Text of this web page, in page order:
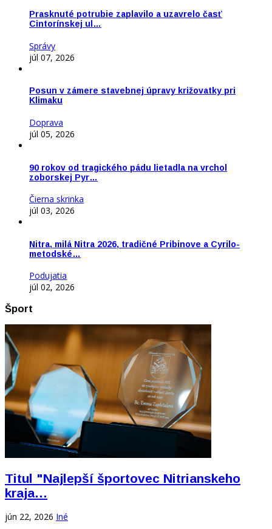
Prasknuté potrubie zaplavilo a uzavrelo časť
Cintorínskej ul…
Správy
júl 07, 2026
Posun v zámere stavebnej úpravy križovatky pri
Klimaku
Doprava
júl 05, 2026
90 rokov od tragického pádu lietadla na vrchol
zoborskej Pyr…
Čierna skrinka
júl 03, 2026
Nitra, milá Nitra 2026, tradičné Pribinove a Cyrilo-
metodské…
Podujatia
júl 02, 2026
Šport
Titul "Najlepší športovec Nitrianskeho
kraja…
jún 22, 2026 Iné